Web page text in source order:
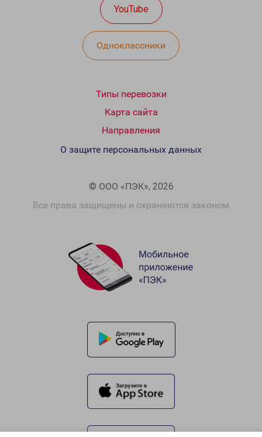
YouTube
Одноклассники
Типы перевозки
Карта сайта
Направления
© ООО «ПЭК», 2026
Все права защищены и охраняются законом
О защите персональных данных